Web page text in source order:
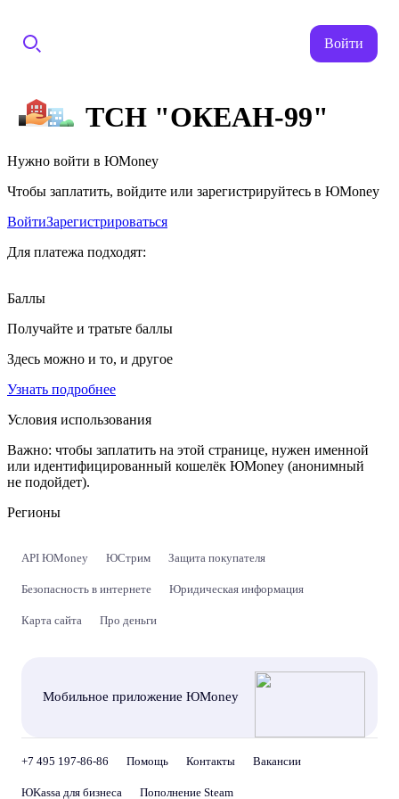
Войти
ТСН "ОКЕАН-99"
Нужно войти в ЮMoney
Чтобы заплатить, войдите или зарегистрируйтесь в ЮMoney
ВойтиЗарегистрироваться
Для платежа подходят:
Баллы
Получайте и тратьте баллы
Здесь можно и то, и другое
Узнать подробнее
Условия использования
Важно: чтобы заплатить на этой странице, нужен именной
или идентифицированный кошелёк ЮMoney (анонимный
не подойдет).
Регионы
API ЮMoney ЮСтрим Защита покупателя
Безопасность в интернете Юридическая информация
Карта сайта Про деньги
Мобильное приложение ЮMoney
+7 495 197-86-86 Помощь Контакты Вакансии
ЮKassa для бизнеса Пополнение Steam